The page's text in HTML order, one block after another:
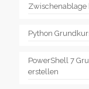
Zwischenablage
Python
PowerShell 7
erstellen